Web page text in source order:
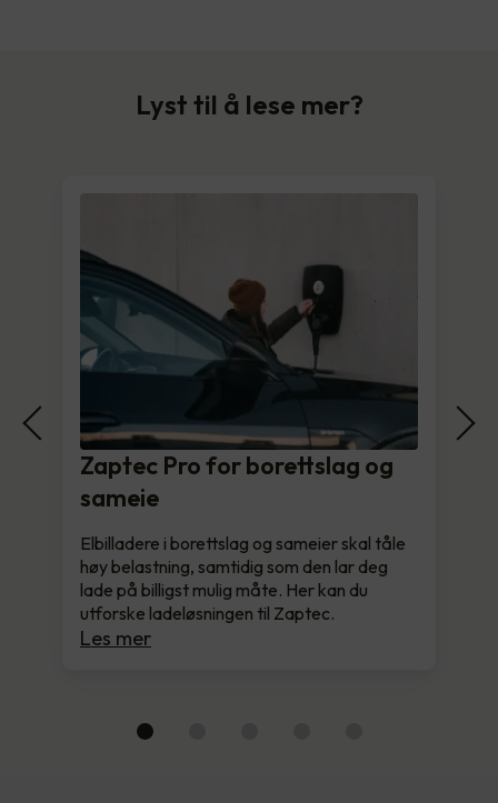
Lyst til å lese mer?
Zaptec Pro for borettslag og
sameie
Elbilladere i borettslag og sameier skal tåle
høy belastning, samtidig som den lar deg
lade på billigst mulig måte. Her kan du
utforske ladeløsningen til Zaptec.
Les mer